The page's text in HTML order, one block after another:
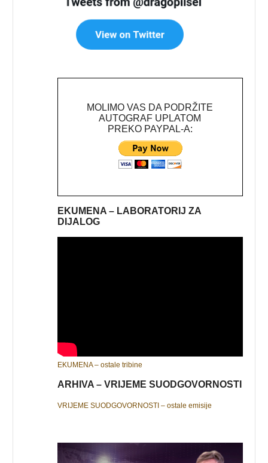
MOLIMO VAS DA PODRŽITE
AUTOGRAF UPLATOM
PREKO PAYPAL-A:
EKUMENA – LABORATORIJ ZA
DIJALOG
EKUMENA – ostale tribine
ARHIVA – VRIJEME SUODGOVORNOSTI
VRIJEME SUODGOVORNOSTI – ostale emisije